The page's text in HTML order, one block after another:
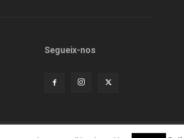
Segueix-nos